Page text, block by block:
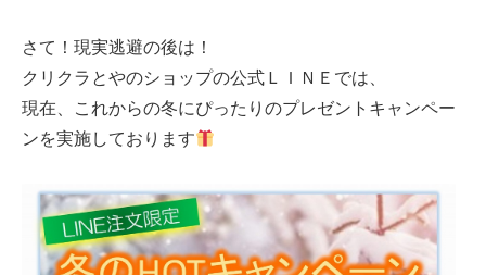
さて！現実逃避の後は！
クリクラとやのショップの公式ＬＩＮＥでは、
現在、これからの冬にぴったりのプレゼントキャンペー
ンを実施しております